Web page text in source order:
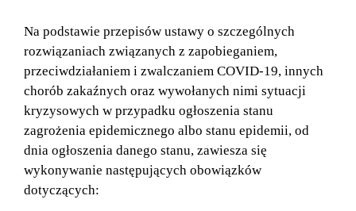
Na podstawie przepisów ustawy o szczególnych
rozwiązaniach związanych z zapobieganiem,
przeciwdziałaniem i zwalczaniem COVID-19, innych
chorób zakaźnych oraz wywołanych nimi sytuacji
kryzysowych w przypadku ogłoszenia stanu
zagrożenia epidemicznego albo stanu epidemii, od
dnia ogłoszenia danego stanu, zawiesza się
wykonywanie następujących obowiązków
dotyczących: